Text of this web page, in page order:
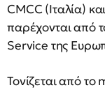
CMCC (Ιταλία)
παρέχονται από
Service της
Τονίζεται από το